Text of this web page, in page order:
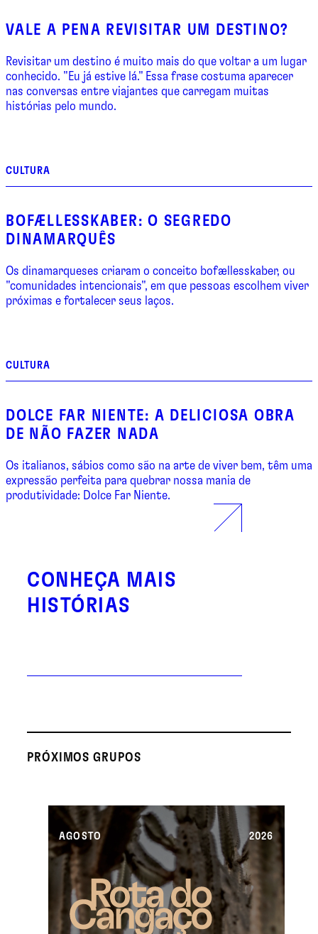
VALE A PENA REVISITAR UM DESTINO?
Revisitar um destino é muito mais do que voltar a um lugar
conhecido. "Eu já estive lá." Essa frase costuma aparecer
nas conversas entre viajantes que carregam muitas
histórias pelo mundo.
CULTURA
BOFÆLLESSKABER: O SEGREDO
DINAMARQUÊS
Os dinamarqueses criaram o conceito bofællesskaber, ou
"comunidades intencionais", em que pessoas escolhem viver
próximas e fortalecer seus laços.
CULTURA
DOLCE FAR NIENTE: A DELICIOSA OBRA
DE NÃO FAZER NADA
Os italianos, sábios como são na arte de viver bem, têm uma
expressão perfeita para quebrar nossa mania de
produtividade: Dolce Far Niente.
CONHEÇA MAIS
HISTÓRIAS
PRÓXIMOS GRUPOS
AGOSTO 2026